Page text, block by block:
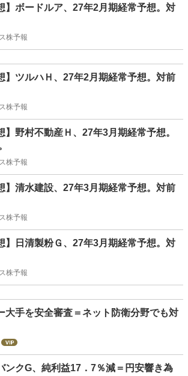
】ボードルア、27年2月期経常予想。対
株予報
】ツルハＨ、27年2月期経常予想。対前
株予報
】野村不動産Ｈ、27年3月期経常予想。
株予報
】清水建設、27年3月期経常予想。対前
株予報
】日清製粉Ｇ、27年3月期経常予想。対
株予報
大手を安全審査＝ネット防衛分野でも対
ンクG、純利益17．7％減＝円安響き為